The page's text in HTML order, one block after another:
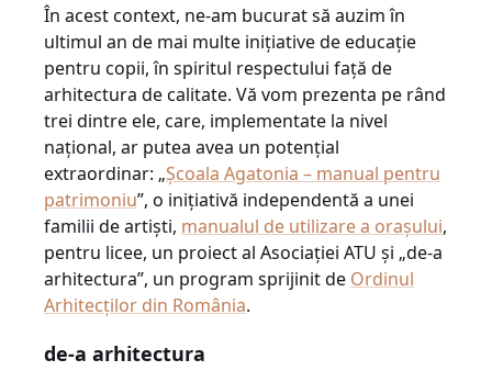
În acest context, ne-am bucurat să auzim în
ultimul an de mai multe iniţiative de educaţie
pentru copii, în spiritul respectului faţă de
arhitectura de calitate. Vă vom prezenta pe rând
trei dintre ele, care, implementate la nivel
naţional, ar putea avea un potenţial
extraordinar: „Şcoala Agatonia – manual pentru
patrimoniu”, o iniţiativă independentă a unei
familii de artişti, manualul de utilizare a oraşului,
pentru licee, un proiect al Asociaţiei ATU şi „de-a
arhitectura”, un program sprijinit de Ordinul
Arhitecţilor din România.
de-a arhitectura